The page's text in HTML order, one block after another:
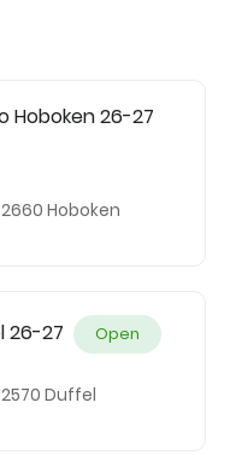
Hoboken 26-27
2660 Hoboken
26-27 Open
2570 Duffel